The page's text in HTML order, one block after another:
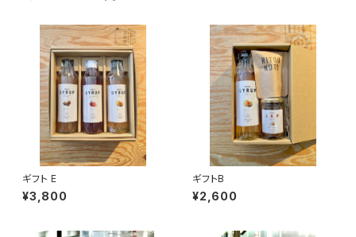
ギフト E
¥3,800
ギフトB
¥2,600